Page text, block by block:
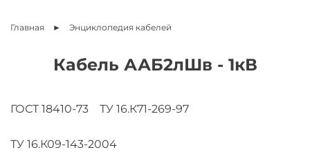
Главная Энциклопедия кабелей
Кабель ААБ2лШв - 1кВ
ГОСТ 18410-73 ТУ 16.К71-269-97
ТУ 16.К09-143-2004